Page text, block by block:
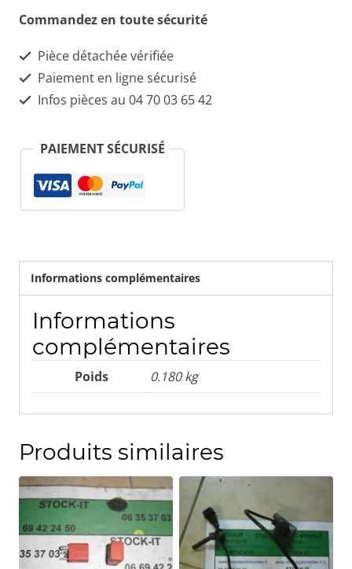
Commandez en toute sécurité
Pièce détachée vérifiée
Paiement en ligne sécurisé
Infos pièces au 04 70 03 65 42
PAIEMENT SÉCURISÉ
Informations complémentaires
Informations
complémentaires
Poids 0.180 kg
Produits similaires